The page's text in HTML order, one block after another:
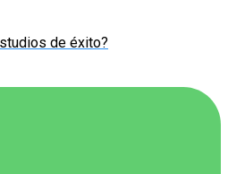
de éxito?